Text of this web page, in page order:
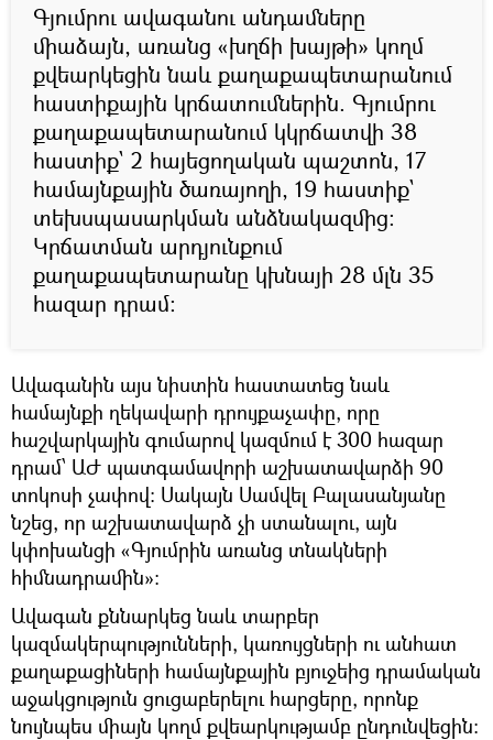
Գյումրու ավագանու անդամները
միաձայն, առանց «խղճի խայթի» կողմ
քվեարկեցին նաև քաղաքապետարանում
հաստիքային կրճատումներին. Գյումրու
քաղաքապետարանում կկրճատվի 38
հաստիք` 2 հայեցողական պաշտոն, 17
համայնքային ծառայողի, 19 հաստիք`
տեխսպասարկման անձնակազմից։
Կրճատման արդյունքում
քաղաքապետարանը կխնայի 28 մլն 35
հազար դրամ:
Ավագանին այս նիստին հաստատեց նաև
համայնքի ղեկավարի դրույքաչափը, որը
հաշվարկային գումարով կազմում է 300 հազար
դրամ՝ ԱԺ պատգամավորի աշխատավարձի 90
տոկոսի չափով: Սակայն Սամվել Բալասանյանը
նշեց, որ աշխատավարձ չի ստանալու, այն
կփոխանցի «Գյումրին առանց տնակների
հիմնադրամին»:
Ավագան քննարկեց նաև տարբեր
կազմակերպությունների, կառույցների ու անհատ
քաղաքացիների համայնքային բյուջեից դրամական
աջակցություն ցուցաբերելու հարցերը, որոնք
նույնպես միայն կողմ քվեարկությամբ ընդունվեցին: